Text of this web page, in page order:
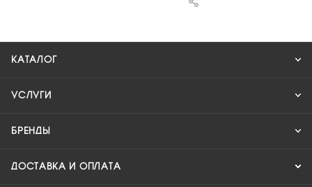
КАТАЛОГ
УСЛУГИ
БРЕНДЫ
ДОСТАВКА И ОПЛАТА